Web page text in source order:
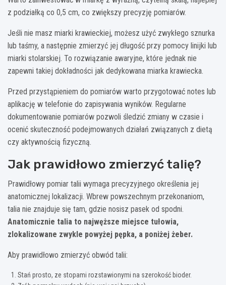
z podziałką co 0,5 cm, co zwiększy precyzję pomiarów.
Jeśli nie masz miarki krawieckiej, możesz użyć zwykłego sznurka
lub taśmy, a następnie zmierzyć jej długość przy pomocy linijki lub
miarki stolarskiej. To rozwiązanie awaryjne, które jednak nie
zapewni takiej dokładności jak dedykowana miarka krawiecka.
Przed przystąpieniem do pomiarów warto przygotować notes lub
aplikację w telefonie do zapisywania wyników. Regularne
dokumentowanie pomiarów pozwoli śledzić zmiany w czasie i
ocenić skuteczność podejmowanych działań związanych z dietą
czy aktywnością fizyczną.
Jak prawidłowo zmierzyć talię?
Prawidłowy pomiar talii wymaga precyzyjnego określenia jej
anatomicznej lokalizacji. Wbrew powszechnym przekonaniom,
talia nie znajduje się tam, gdzie nosisz pasek od spodni.
Anatomicznie talia to najwęższe miejsce tułowia,
zlokalizowane zwykle powyżej pępka, a poniżej żeber.
Aby prawidłowo zmierzyć obwód talii:
Stań prosto, ze stopami rozstawionymi na szerokość bioder.